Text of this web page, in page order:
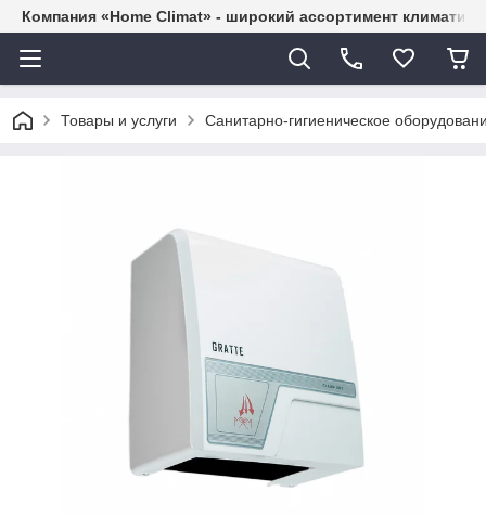
Компания «Home Climat» - широкий ассортимент
Товары и услуги Санитарно-гигиеническое